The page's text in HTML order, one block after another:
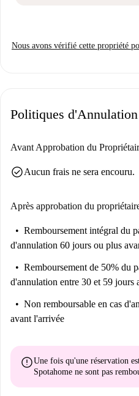
Nous avons vérifié cette propriété
Politiques d'Annulation
Avant Approbation du
check_circleAucun frais ne sera encouru.
Après approbation du
Remboursement intégral du
d'annulation 60 jours ou plus
Remboursement de 50% du
d'annulation entre 30 et 59 jours
Non remboursable en cas
avant l'arrivée
errorUne fois qu'une réservation
Spotahome ne sont pas